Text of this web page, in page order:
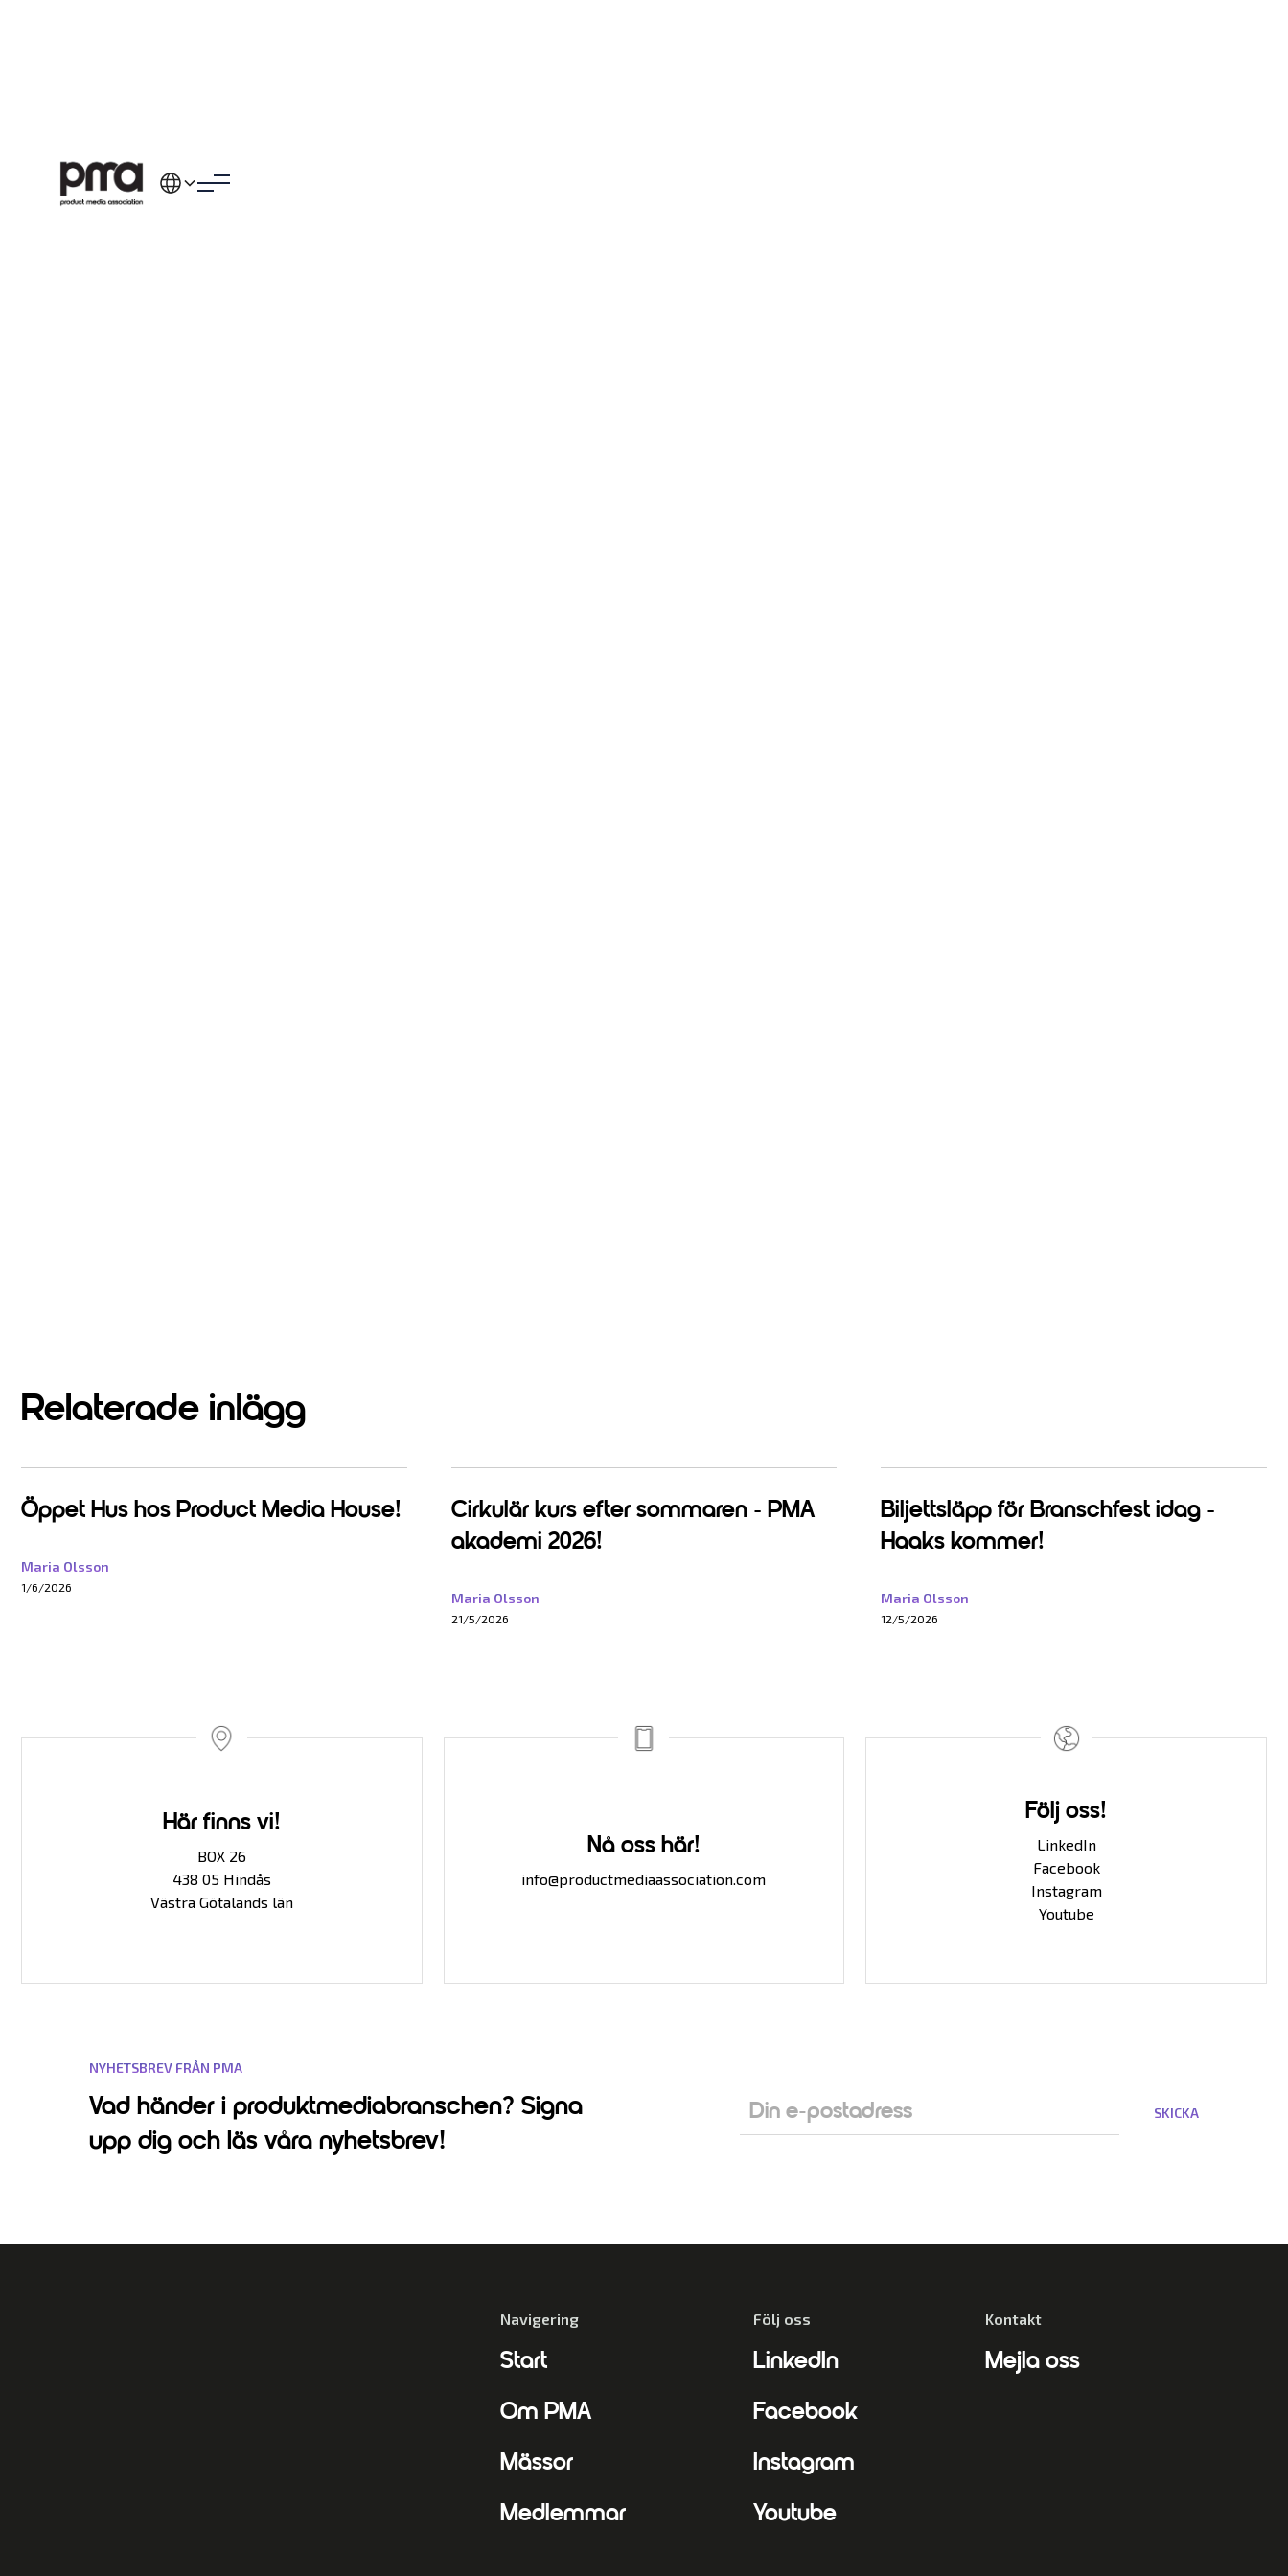
Relaterade inlägg
Öppet Hus hos Product Media House!
Maria Olsson
1/6/2026
Cirkulär kurs efter sommaren - PMA
akademi 2026!
Maria Olsson
21/5/2026
Biljettsläpp för Branschfest idag -
Haaks kommer!
Maria Olsson
12/5/2026
Här finns vi!
BOX 26
438 05 Hindås
Västra Götalands län
Nå oss här!
info@productmediaassociation.com
Följ oss!
LinkedIn
Facebook
Instagram
Youtube
NYHETSBREV FRÅN PMA
Vad händer i produktmediabranschen? Signa
upp dig och läs våra nyhetsbrev!
Navigering
Start
Om PMA
Mässor
Medlemmar
Följ oss
LinkedIn
Facebook
Instagram
Youtube
Kontakt
Mejla oss